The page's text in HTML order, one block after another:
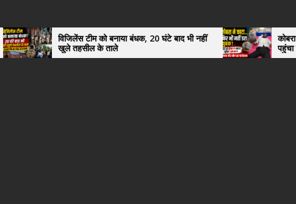
विजिलेंस टीम को बनाया बंधक, 20 घंटे बाद भी नहीं
खुले तहसील के ताले
कोबरा ने काटा तो उसी
पहुंचा युवक, अस्पताल में
हैरान